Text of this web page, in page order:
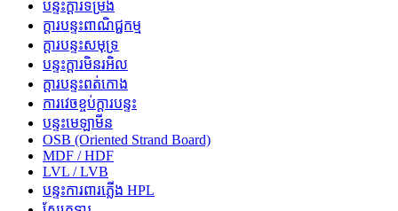
បន្ទះក្តារទម្រង់
ក្តារបន្ទះពាណិជ្ជកម្ម
ក្តារបន្ទះសមុទ្រ
បន្ទះក្តារមិនរអិល
ក្តារបន្ទះពត់កោង
ការវេចខ្ចប់ក្តារបន្ទះ
បន្ទះមេឡាមីន
OSB (Oriented Strand Board)
MDF / HDF
LVL / LVB
បន្ទះការពារភ្លើង HPL